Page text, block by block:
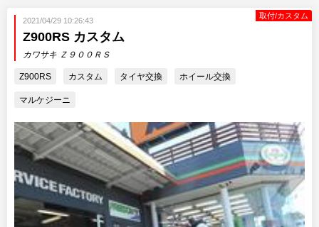
取付/カスタム
2021/04/29 10:26:43
Z900RS カスタム
カワサキ Ｚ９００ＲＳ
Z900RS カスタム タイヤ交換 ホイール交換
マルケジーニ